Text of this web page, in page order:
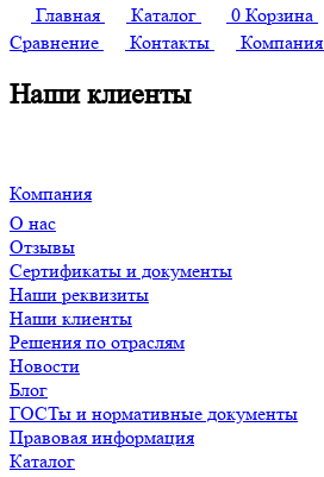
Главная
Каталог 0 Корзина
Сравнение
Контакты Компания
Наши клиенты
Компания
О нас
Отзывы
Сертификаты и документы
Наши реквизиты
Наши клиенты
Решения по отраслям
Новости
Блог
ГОСТы и нормативные документы
Правовая информация
Каталог